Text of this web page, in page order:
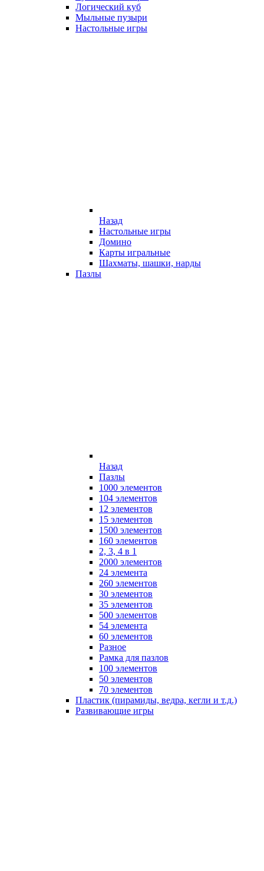
Логический куб
Мыльные пузыри
Настольные игры
Назад
Настольные игры
Домино
Карты игральные
Шахматы, шашки, нарды
Пазлы
Назад
Пазлы
1000 элементов
104 элементов
12 элементов
15 элементов
1500 элементов
160 элементов
2, 3, 4 в 1
2000 элементов
24 элемента
260 элементов
30 элементов
35 элементов
500 элементов
54 элемента
60 элементов
Разное
Рамка для пазлов
100 элементов
50 элементов
70 элементов
Пластик (пирамиды, ведра, кегли и т.д.)
Развивающие игры